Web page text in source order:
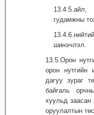
13.4.5.айл,
гудамжны
шинэчлэл.
13.5.Орон
орон нутгийн
дагуу зураг
байгаль
хуульд заасан
оруулалтын